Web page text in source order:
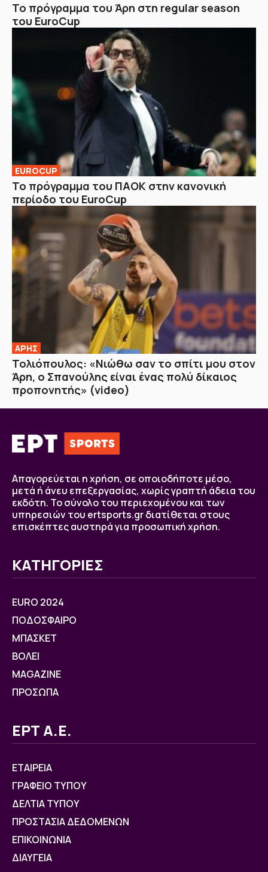
Το πρόγραμμα του Άρη στη regular season
του EuroCup
EUROCUP
Το πρόγραμμα του ΠΑΟΚ στην κανονική
περίοδο του EuroCup
ΑΡΗΣ
Τολιόπουλος: «Νιώθω σαν το σπίτι μου στον
Άρη, ο Σπανούλης είναι ένας πολύ δίκαιος
προπονητής» (video)
Απαγορεύεται η χρήση, σε οποιοδήποτε μέσο,
μετά ή άνευ επεξεργασίας, χωρίς γραπτή άδεια του
εκδότη. Το σύνολο του περιεχομένου και των
υπηρεσιών του ertsports.gr διατίθεται στους
επισκέπτες αυστηρά για προσωπική χρήση.
ΚΑΤΗΓΟΡΙΕΣ
EURO 2024
ΠΟΔΟΣΦΑΙΡΟ
ΜΠΑΣΚΕΤ
ΒOΛΕΙ
MAGAZINE
ΠΡΟΣΩΠΑ
ΕΡΤ Α.Ε.
ΕΤΑΙΡΕΙΑ
ΓΡΑΦΕΙΟ ΤΥΠΟΥ
ΔΕΛΤΙΑ ΤΥΠΟΥ
ΠΡΟΣΤΑΣΙΑ ΔΕΔΟΜΕΝΩΝ
ΕΠΙΚΟΙΝΩΝΙΑ
ΔΙΑΥΓΕΙΑ